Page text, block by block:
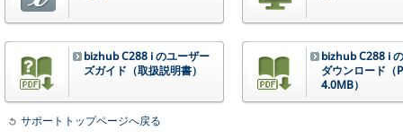
bizhub C288 i のユーザー
ズガイド（取扱説明書）
bizhub C288 i
ダウンロード（
4.0MB）
サポートトップページへ戻る